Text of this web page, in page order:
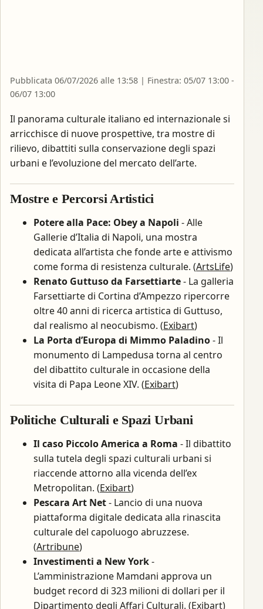
Pubblicata 06/07/2026 alle 13:58 | Finestra: 05/07 13:00 -
06/07 13:00
Il panorama culturale italiano ed internazionale si
arricchisce di nuove prospettive, tra mostre di
rilievo, dibattiti sulla conservazione degli spazi
urbani e l’evoluzione del mercato dell’arte.
Mostre e Percorsi Artistici
Potere alla Pace: Obey a Napoli - Alle
Gallerie d’Italia di Napoli, una mostra
dedicata all’artista che fonde arte e attivismo
come forma di resistenza culturale. (ArtsLife)
Renato Guttuso da Farsettiarte- La galleria
Farsettiarte di Cortina d’Ampezzo ripercorre
oltre 40 anni di ricerca artistica di Guttuso,
dal realismo al neocubismo. (Exibart)
La Porta d’Europa di Mimmo Paladino- Il
monumento di Lampedusa torna al centro
del dibattito culturale in occasione della
visita di Papa Leone XIV. (Exibart)
Politiche Culturali e Spazi Urbani
Il caso Piccolo America a Roma - Il dibattito
sulla tutela degli spazi culturali urbani si
riaccende attorno alla vicenda dell’ex
Metropolitan. (Exibart)
Pescara Art Net- Lancio di una nuova
piattaforma digitale dedicata alla rinascita
culturale del capoluogo abruzzese.
(Artribune)
Investimenti a New York-
L’amministrazione Mamdani approva un
budget record di 323 milioni di dollari per il
Dipartimento degli Affari Culturali. (Exibart)